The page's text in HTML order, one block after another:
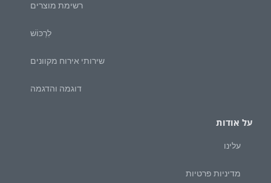
רשימת מוצרים
לִרְכּוֹשׁ
שירותי אירוח מקוונים
דוגמה והדגמה
על אודות
עלינו
מדיניות פרטיות